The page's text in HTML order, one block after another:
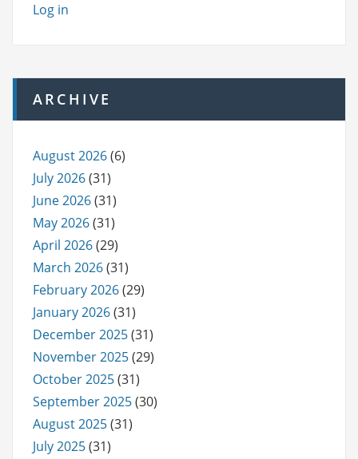
Log in
ARCHIVE
August 2026(6)
July 2026(31)
June 2026(31)
May 2026(31)
April 2026(29)
March 2026(31)
February 2026(29)
January 2026(31)
December 2025(31)
November 2025(29)
October 2025(31)
September 2025(30)
August 2025(31)
July 2025(31)